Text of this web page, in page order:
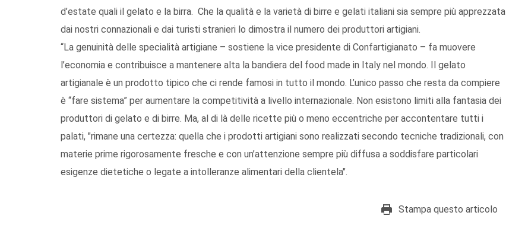
d’estate quali il gelato e la birra. Che la qualità e la varietà di birre e gelati italiani sia sempre più apprezzata
dai nostri connazionali e dai turisti stranieri lo dimostra il numero dei produttori artigiani.
“La genuinità delle specialità artigiane – sostiene la vice presidente di Confartigianato – fa muovere
l’economia e contribuisce a mantenere alta la bandiera del food made in Italy nel mondo. Il gelato
artigianale è un prodotto tipico che ci rende famosi in tutto il mondo. L’unico passo che resta da compiere
è “fare sistema” per aumentare la competitività a livello internazionale. Non esistono limiti alla fantasia dei
produttori di gelato e di birre. Ma, al di là delle ricette più o meno eccentriche per accontentare tutti i
palati, "rimane una certezza: quella che i prodotti artigiani sono realizzati secondo tecniche tradizionali, con
materie prime rigorosamente fresche e con un’attenzione sempre più diffusa a soddisfare particolari
esigenze dietetiche o legate a intolleranze alimentari della clientela".
Stampa questo articolo